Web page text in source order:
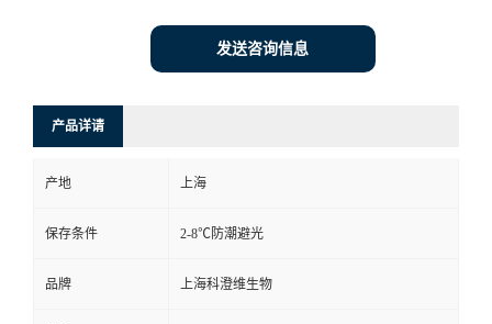
发送咨询信息
产品详请
产地 上海
保存条件 2-8℃防潮避光
品牌 上海科澄维生物